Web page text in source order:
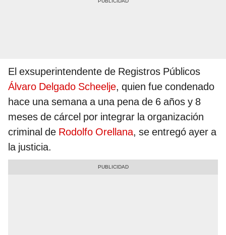
El exsuperintendente de Registros Públicos
Álvaro Delgado Scheelje, quien fue condenado
hace una semana a una pena de 6 años y 8
meses de cárcel por integrar la organización
criminal de Rodolfo Orellana, se entregó ayer a
la justicia.